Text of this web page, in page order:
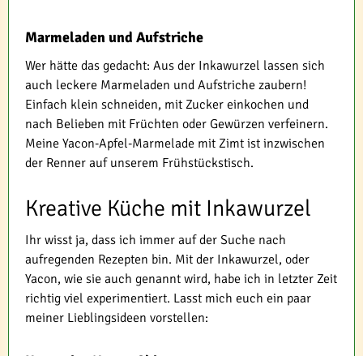
Marmeladen und Aufstriche
Wer hätte das gedacht: Aus der Inkawurzel lassen sich
auch leckere Marmeladen und Aufstriche zaubern!
Einfach klein schneiden, mit Zucker einkochen und
nach Belieben mit Früchten oder Gewürzen verfeinern.
Meine Yacon-Apfel-Marmelade mit Zimt ist inzwischen
der Renner auf unserem Frühstückstisch.
Kreative Küche mit Inkawurzel
Ihr wisst ja, dass ich immer auf der Suche nach
aufregenden Rezepten bin. Mit der Inkawurzel, oder
Yacon, wie sie auch genannt wird, habe ich in letzter Zeit
richtig viel experimentiert. Lasst mich euch ein paar
meiner Lieblingsideen vorstellen: